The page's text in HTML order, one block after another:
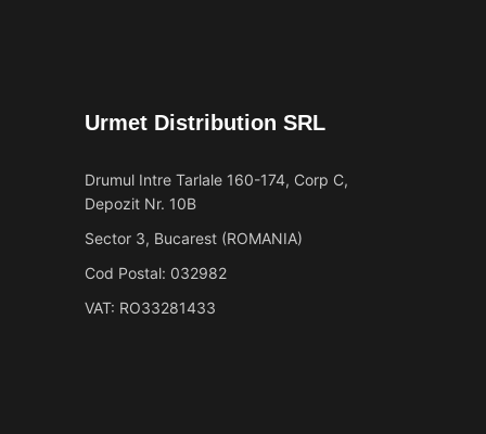
Urmet Distribution SRL
Drumul Intre Tarlale 160-174, Corp C,
Depozit Nr. 10B
Sector 3, Bucarest (ROMANIA)
Cod Postal: 032982
VAT: RO33281433